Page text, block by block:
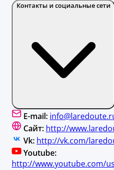
Контакты и социальные сети
E-mail:
Сайт: http://
Vk: http://vk.com/
Youtube:
http://www.youtube.com/